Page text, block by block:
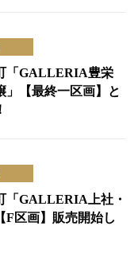
「GALLERIA豊栄
」【最終一区画】と
「GALLERIA上社・
F区画】販売開始し